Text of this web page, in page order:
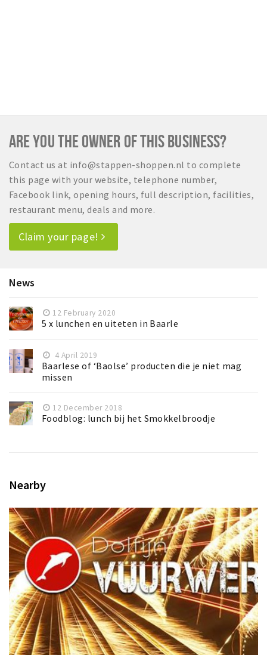
ARE YOU THE OWNER OF THIS BUSINESS?
Contact us at info@stappen-shoppen.nl to complete
this page with your website, telephone number,
Facebook link, opening hours, full description, facilities,
restaurant menu, deals and more.
Claim your page!
News
12 February 2020
5 x lunchen en uiteten in Baarle
4 April 2019
Baarlese of ‘Baolse’ producten die je niet mag
missen
12 December 2018
Foodblog: lunch bij het Smokkelbroodje
Nearby